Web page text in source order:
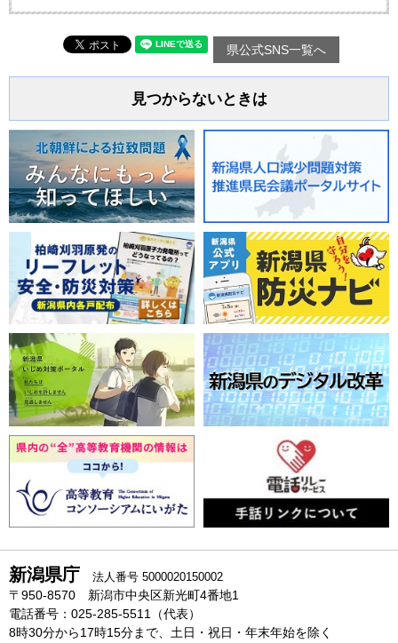
県公式SNS一覧へ
見つからないときは
新潟県庁 法人番号 5000020150002
〒950-8570 新潟市中央区新光町4番地1
電話番号：025-285-5511（代表）
8時30分から17時15分まで、土日・祝日・年末年始を除く